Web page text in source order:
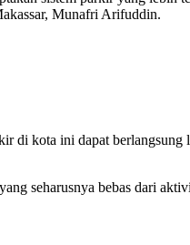
Munafri Arifuddin.
di kota ini dapat
seharusnya bebas dari